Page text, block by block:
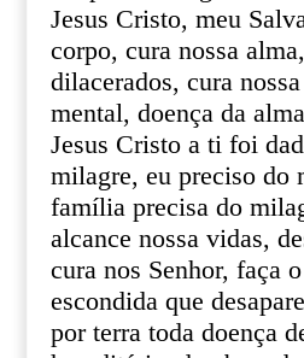
Jesus Cristo, meu
corpo, cura nossa
dilacerados, cura
mental, doença da
Jesus Cristo a ti foi
milagre, eu preciso do
família precisa do
alcance nossa vidas,
cura nos Senhor, faça
escondida que
por terra toda doença